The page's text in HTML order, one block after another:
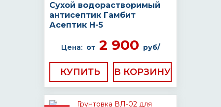
Сухой водорастворимый
антисептик Гамбит
Асептик H-5
Цена: от 2 900 руб/
КУПИТЬ